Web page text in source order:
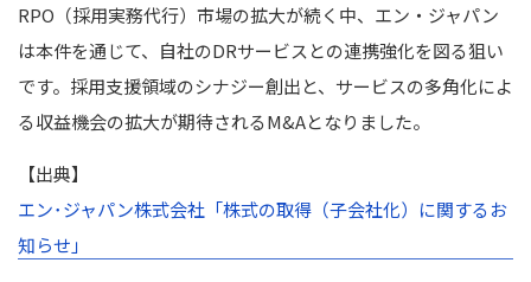
RPO（採用実務代行）市場の拡大が続く中、エン・ジャパン
は本件を通じて、自社のDRサービスとの連携強化を図る狙い
です。採用支援領域のシナジー創出と、サービスの多角化によ
る収益機会の拡大が期待されるM&Aとなりました。
【出典】
エン･ジャパン株式会社「株式の取得（子会社化）に関するお
知らせ」